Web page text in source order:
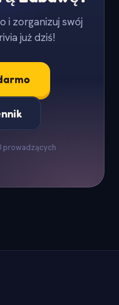
i zorganizuj swój
już dziś!
prowadzących